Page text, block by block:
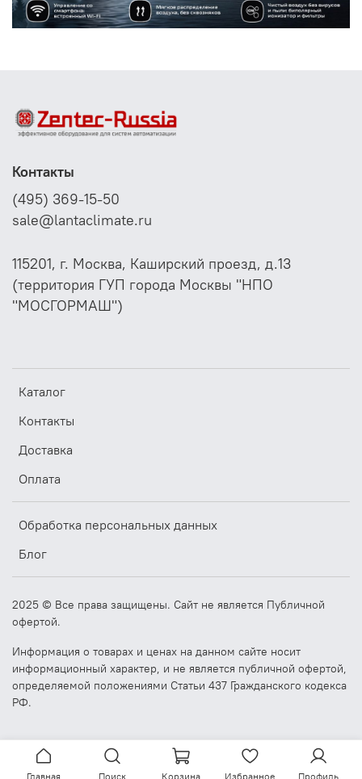
Каталог
Контакты
Доставка
Оплата
Обработка персональных данных
Блог
Контакты
(495) 369-15-50
sale@lantaclimate.ru
115201, г. Москва, Каширский проезд, д.13
(территория ГУП города Москвы "НПО
"МОСГОРМАШ")
2025 © Все права защищены. Сайт не является Публичной
офертой.
Информация о товарах и ценах на данном сайте носит
информационный характер, и не является публичной офертой,
определяемой положениями Статьи 437 Гражданского кодекса
РФ.
Главная Поиск Корзина Избранное Профиль